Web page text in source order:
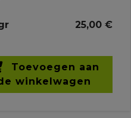
25,00 €
Toevoegen aan
winkelwagen